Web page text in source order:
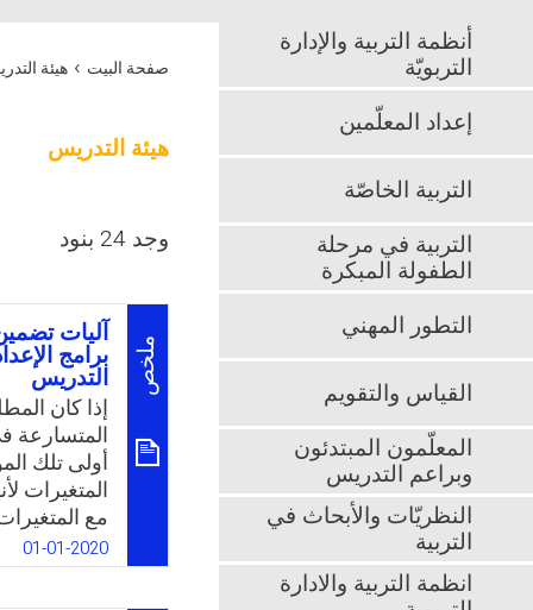
صفحة البيت › هيئة
هيئة التدريس
وجد 24 بنود
ملخص
آليات
برامج
التدريس
إذا كان
المتسارعة
أولى تلك
المتغيرات
مع
من هذه
الإسهام
برامج
01-01-2020
أنظمة التربية والإدارة
التربويّة
إعداد المعلّمين
التربية الخاصّة
التربية في مرحلة
الطفولة المبكرة
التطور المهني
القياس والتقويم
المعلّمون المبتدئون
وبراعم التدريس
النظريّات والأبحاث في
التربية
انظمة التربية والادارة